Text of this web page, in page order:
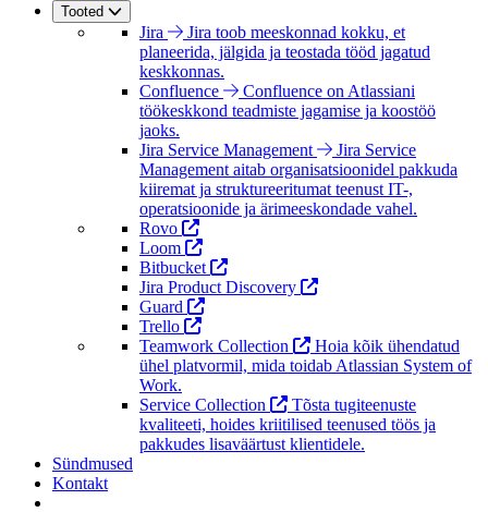
Tooted
Jira
Jira toob meeskonnad kokku, et
planeerida, jälgida ja teostada tööd jagatud
keskkonnas.
Confluence
Confluence on Atlassiani
töökeskkond teadmiste jagamise ja koostöö
jaoks.
Jira Service Management
Jira Service
Management aitab organisatsioonidel pakkuda
kiiremat ja struktureeritumat teenust IT-,
operatsioonide ja ärimeeskondade vahel.
Rovo
Loom
Bitbucket
Jira Product Discovery
Guard
Trello
Teamwork Collection
Hoia kõik ühendatud
ühel platvormil, mida toidab Atlassian System of
Work.
Service Collection
Tõsta tugiteenuste
kvaliteeti, hoides kriitilised teenused töös ja
pakkudes lisaväärtust klientidele.
Sündmused
Kontakt